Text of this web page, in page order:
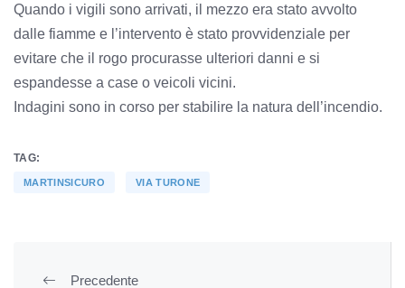
Quando i vigili sono arrivati, il mezzo era stato avvolto
dalle fiamme e l’intervento è stato provvidenziale per
evitare che il rogo procurasse ulteriori danni e si
espandesse a case o veicoli vicini.
Indagini sono in corso per stabilire la natura dell’incendio.
TAG:
MARTINSICURO VIA TURONE
Precedente